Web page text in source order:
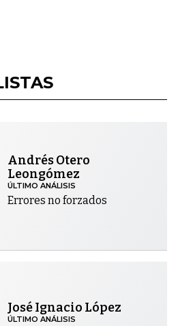
Andrés Otero
Leongómez
ÚLTIMO ANÁLISIS
Errores no forzados
José Ignacio López
ÚLTIMO ANÁLISIS